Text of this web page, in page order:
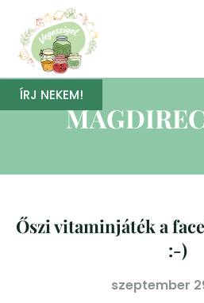
ÍRJ NEKEM!
Őszi vitaminjáték a
:-)
szeptember